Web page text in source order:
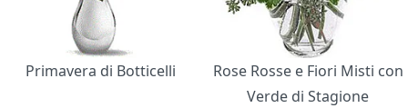
Primavera di Botticelli
Rose Rosse e Fiori Misti con
Verde di Stagione